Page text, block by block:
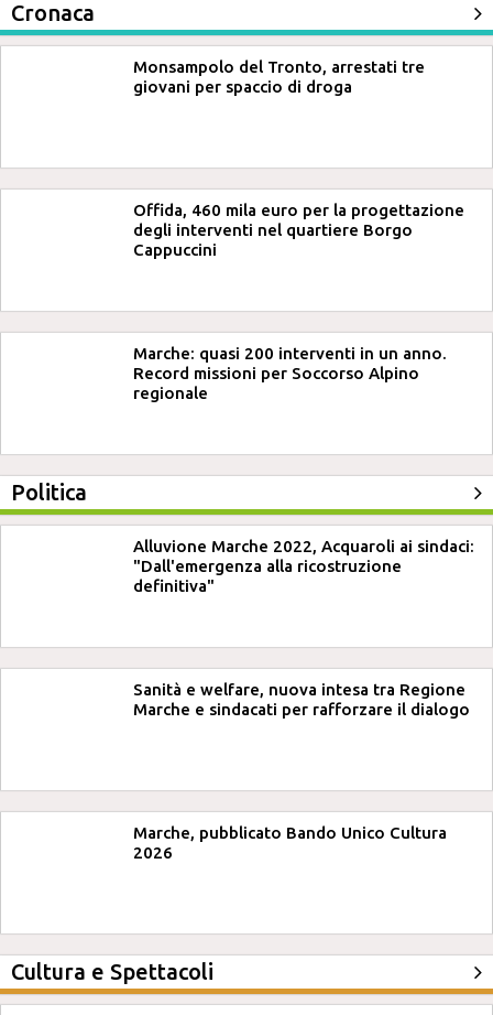
Cronaca
Monsampolo del Tronto, arrestati tre
giovani per spaccio di droga
Offida, 460 mila euro per la progettazione
degli interventi nel quartiere Borgo
Cappuccini
Marche: quasi 200 interventi in un anno.
Record missioni per Soccorso Alpino
regionale
Politica
Alluvione Marche 2022, Acquaroli ai sindaci:
"Dall'emergenza alla ricostruzione
definitiva"
Sanità e welfare, nuova intesa tra Regione
Marche e sindacati per rafforzare il dialogo
Marche, pubblicato Bando Unico Cultura
2026
Cultura e Spettacoli